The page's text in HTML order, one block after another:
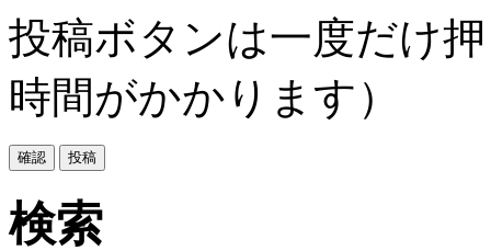
投稿ボタンは一度だけ
時間がかかります）
検索